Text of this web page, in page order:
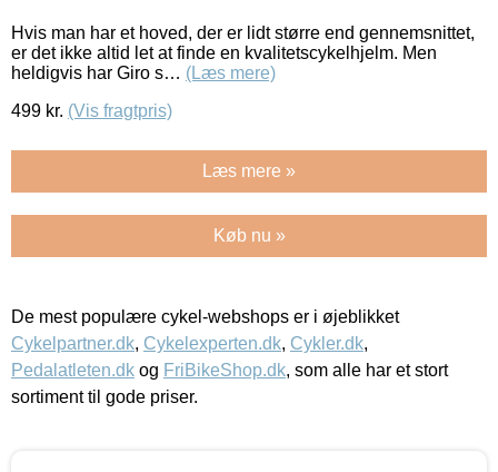
Hvis man har et hoved, der er lidt større end gennemsnittet,
er det ikke altid let at finde en kvalitetscykelhjelm. Men
heldigvis har Giro s… (Læs mere)
499 kr. (Vis fragtpris)
Læs mere »
Køb nu »
De mest populære cykel-webshops er i øjeblikket
Cykelpartner.dk, Cykelexperten.dk, Cykler.dk,
Pedalatleten.dk og FriBikeShop.dk, som alle har et stort
sortiment til gode priser.